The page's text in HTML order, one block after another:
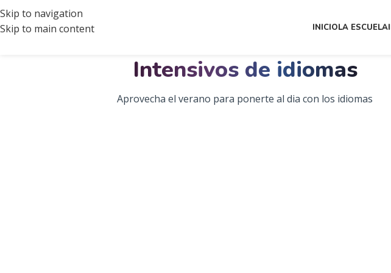
Skip to navigation
Skip to main content
INICIOLA ESCUELA
Intensivos de idiomas
Aprovecha el verano para ponerte al dia con los idiomas